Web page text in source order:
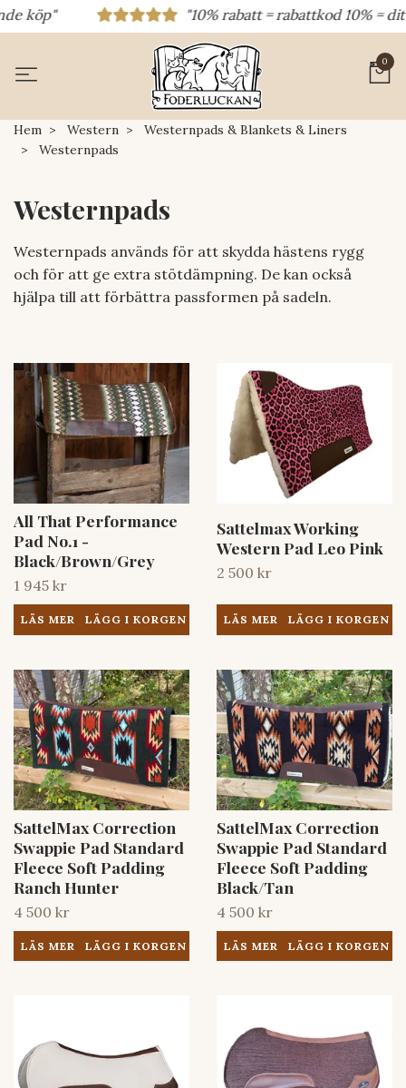
"10% rabatt = rabattkod 10% = ditt första köp 15%
0
Hem Western
Westernpads & Blankets & Liners
Westernpads
Westernpads
Westernpads används för att skydda hästens rygg
och för att ge extra stötdämpning. De kan också
hjälpa till att förbättra passformen på sadeln.
All That Performance
Pad No.1 -
Black/Brown/Grey
1 945 kr
LÄS MER
Sattelmax Working
Western Pad Leo Pink
2 500 kr
LÄS MER
SattelMax Correction
Swappie Pad Standard
Fleece Soft Padding
Ranch Hunter
4 500 kr
LÄS MER
SattelMax Correction
Swappie Pad Standard
Fleece Soft Padding
Black/Tan
4 500 kr
LÄS MER